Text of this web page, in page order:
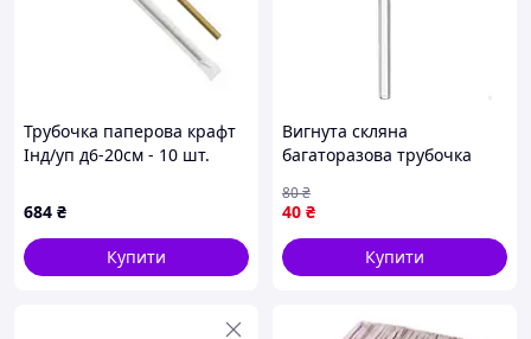
Трубочка паперова крафт
Інд/уп д6-20см - 10 шт.
684 ₴
Купити
Вигнута скляна
багаторазова трубочка
екосозначних напоїв
40 ₴
80₴
Купити